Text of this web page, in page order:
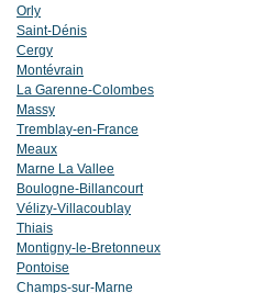
Orly
Saint-Dénis
Cergy
Montévrain
La Garenne-Colombes
Massy
Tremblay-en-France
Meaux
Marne La Vallee
Boulogne-Billancourt
Vélizy-Villacoublay
Thiais
Montigny-le-Bretonneux
Pontoise
Champs-sur-Marne